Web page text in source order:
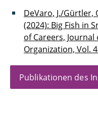
DeVaro, J./Gürtler,
(2024): Big Fish in
of Careers, Journal
Organization, Vol.
Publikationen des